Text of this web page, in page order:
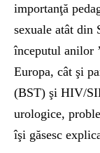
importanţă
sexuale atât din
începutul anilor
Europa, cât şi
(BST) şi HIV/
urologice,
îşi găsesc